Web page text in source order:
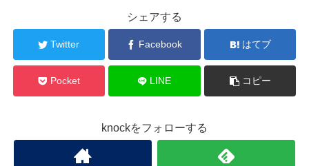
シェアする
Twitter Facebook はてブ
Pocket LINE コピー
knockをフォローする